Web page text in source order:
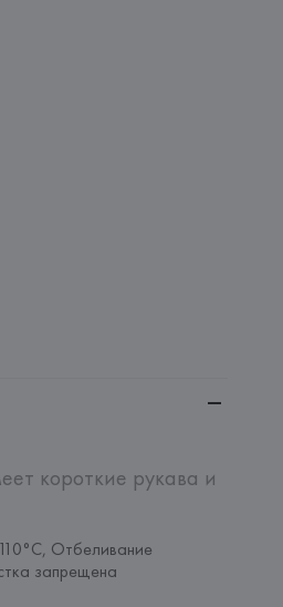
короткие рукава и
Отбеливание
запрещена